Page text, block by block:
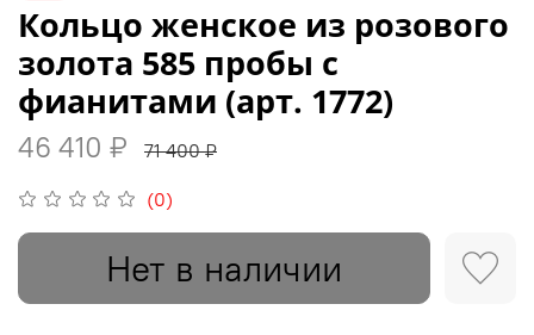
(0)
Кольцо женское из розового
золота 585 пробы с
фианитами (арт. 1772)
46 410 ₽ 71 400 ₽
Нет в наличии